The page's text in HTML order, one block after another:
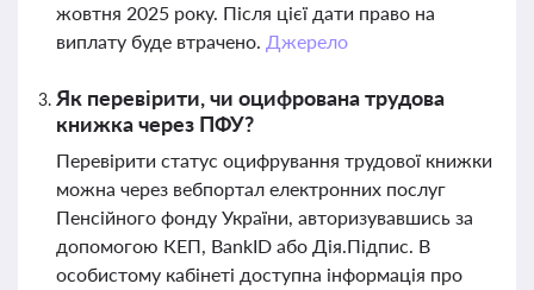
жовтня 2025 року. Після цієї дати право на
виплату буде втрачено. Джерело
Як перевірити, чи оцифрована трудова
книжка через ПФУ?
Перевірити статус оцифрування трудової книжки
можна через вебпортал електронних послуг
Пенсійного фонду України, авторизувавшись за
допомогою КЕП, BankID або Дія.Підпис. В
особистому кабінеті доступна інформація про